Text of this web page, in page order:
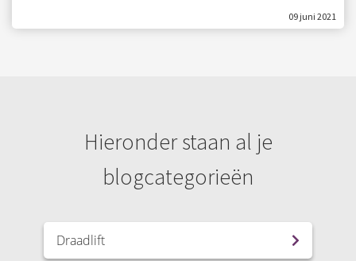
09 juni 2021
Hieronder staan al je
blogcategorieën
Draadlift